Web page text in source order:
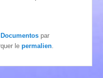
Documentos par
lepermalien